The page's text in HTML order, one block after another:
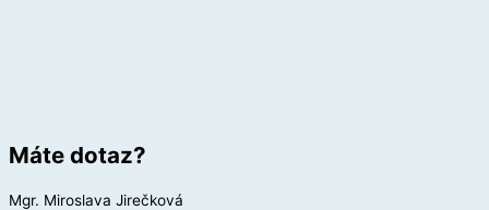
Máte dotaz?
Mgr. Miroslava Jirečková